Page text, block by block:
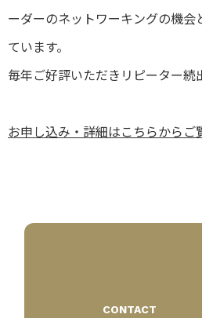
ーダーのネットワーキングの機会
ています。
毎年ご好評いただきリピーター続
お申し込み・詳細はこちらからご
CONTACT